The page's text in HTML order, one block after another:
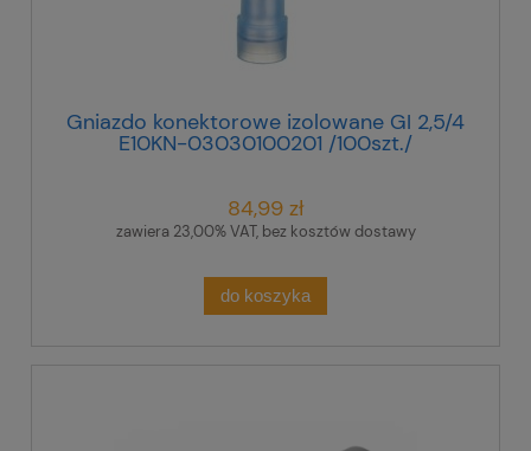
Gniazdo konektorowe izolowane GI 2,5/4
E10KN-03030100201 /100szt./
84,99 zł
zawiera 23,00% VAT, bez kosztów dostawy
do koszyka